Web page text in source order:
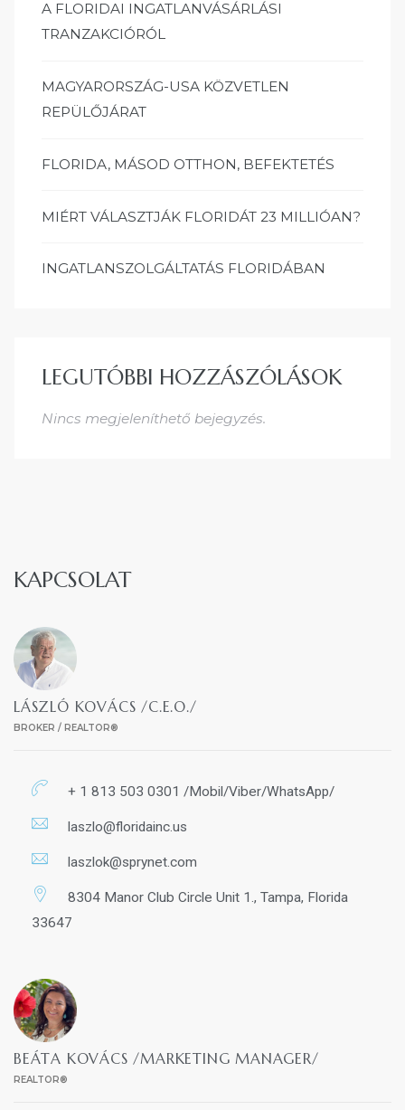
A FLORIDAI INGATLANVÁSÁRLÁSI
TRANZAKCIÓRÓL
MAGYARORSZÁG-USA KÖZVETLEN
REPÜLŐJÁRAT
FLORIDA, MÁSOD OTTHON, BEFEKTETÉS
MIÉRT VÁLASZTJÁK FLORIDÁT 23 MILLIÓAN?
INGATLANSZOLGÁLTATÁS FLORIDÁBAN
LEGUTÓBBI HOZZÁSZÓLÁSOK
Nincs megjeleníthető bejegyzés.
KAPCSOLAT
LÁSZLÓ KOVÁCS /C.E.O./
BROKER / REALTOR®
+ 1 813 503 0301 /Mobil/Viber/WhatsApp/
laszlo@floridainc.us
laszlok@sprynet.com
8304 Manor Club Circle Unit 1., Tampa, Florida
33647
BEÁTA KOVÁCS /MARKETING MANAGER/
REALTOR®